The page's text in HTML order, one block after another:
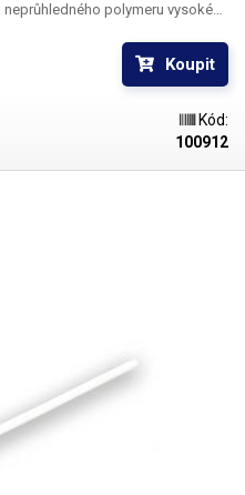
polymeru vysoké
Koupit
Kód:
100912